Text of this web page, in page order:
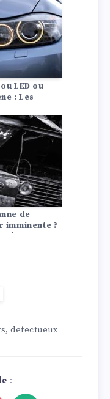
LED ou
: Les
!
de
imminente ?
,defectueux
: